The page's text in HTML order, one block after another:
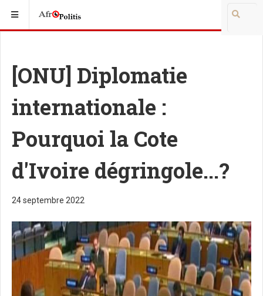
[ONU] Diplomatie
internationale :
Pourquoi la Cote
d'Ivoire dégringole...?
24 septembre 2022